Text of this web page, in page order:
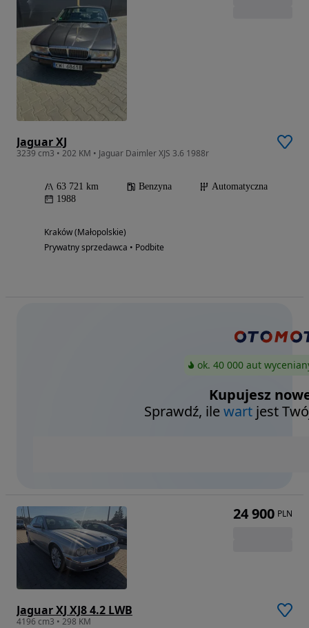
Jaguar XJ
3239 cm3 • 202 KM • Jaguar Daimler XJS 3.6 1988r
63 721 km Benzyna
Automatyczna
1988
Kraków (Małopolskie)
Prywatny sprzedawca • Podbite
ok. 40 000 aut
Kupujesz
Sprawdź, ilewart jest
Jaguar XJ XJ8 4.2 LWB
4196 cm3 • 298 KM
24 900 PLN